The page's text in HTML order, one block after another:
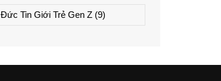
Đức Tin Giới Trẻ Gen Z (9)